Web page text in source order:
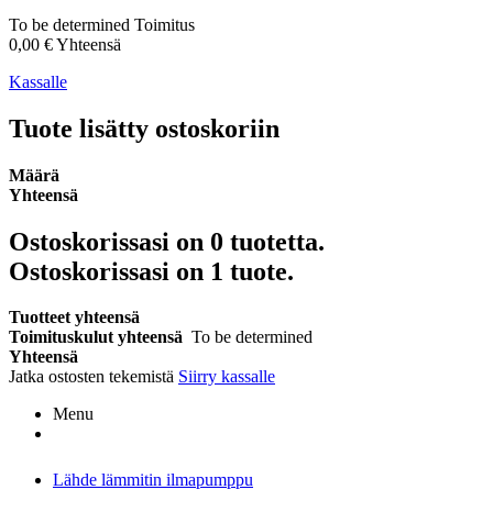
To be determined Toimitus
0,00 €Yhteensä
Kassalle
Tuote lisätty ostoskoriin
Määrä
Yhteensä
Ostoskorissasi on 0 tuotetta.
Ostoskorissasi on 1 tuote.
Tuotteet yhteensä
Toimituskulut yhteensä To be determined
Yhteensä
Jatka ostosten tekemistä Siirry kassalle
Menu
Lähde lämmitin ilmapumppu